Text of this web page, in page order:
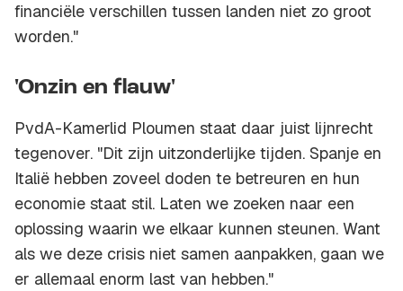
financiële verschillen tussen landen niet zo groot
worden."
'Onzin en flauw'
PvdA-Kamerlid Ploumen staat daar juist lijnrecht
tegenover. "Dit zijn uitzonderlijke tijden. Spanje en
Italië hebben zoveel doden te betreuren en hun
economie staat stil. Laten we zoeken naar een
oplossing waarin we elkaar kunnen steunen. Want
als we deze crisis niet samen aanpakken, gaan we
er allemaal enorm last van hebben."